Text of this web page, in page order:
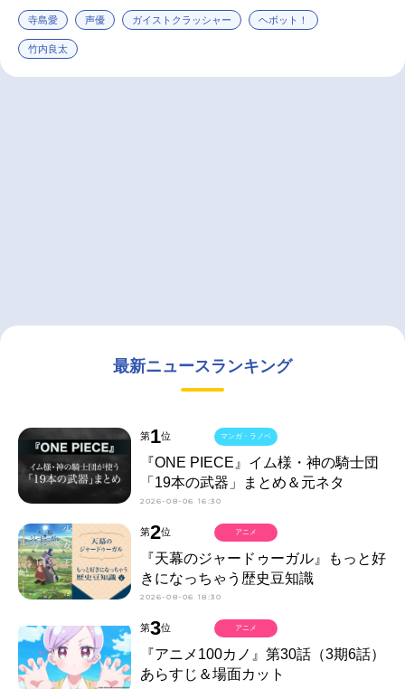
寺島愛 声優 ガイストクラッシャー ヘボット！
竹内良太
最新ニュースランキング
第1位
『ONE PIECE』イム様・神の騎士団
「19本の武器」まとめ＆元ネタ
2026-08-06 16:30
マンガ・ラノベ
第2位
『天幕のジャードゥーガル』もっと好
きになっちゃう歴史豆知識
2026-08-06 18:30
アニメ
第3位
『アニメ100カノ』第30話（3期6話）
あらすじ＆場面カット
アニメ